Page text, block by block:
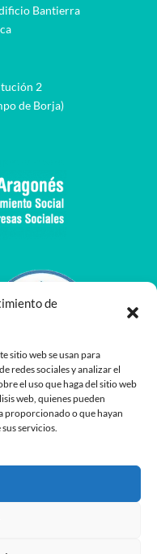
de
sitio web se usan para
redes sociales y analizar el
el uso que haga del sitio web
web, quienes pueden
proporcionado o que hayan
servicios.
Bantierra
2
de Borja)